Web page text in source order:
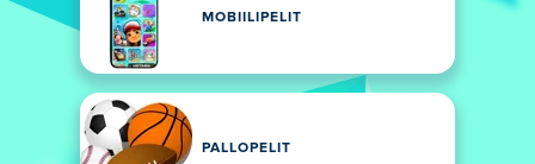
MOBIILIPELIT
PALLOPELIT